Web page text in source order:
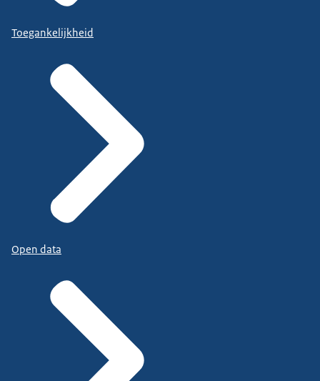
Toegankelijkheid
Open data